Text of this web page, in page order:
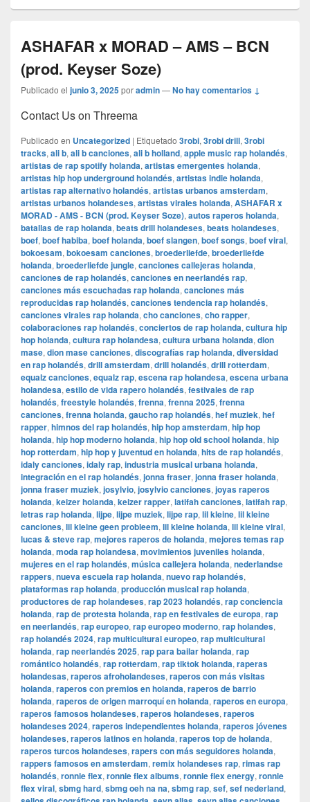
ASHAFAR x MORAD – AMS – BCN
(prod. Keyser Soze)
Publicado el junio 3, 2025poradmin—No hay comentarios ↓
Contact Us on Threema
Publicado en Uncategorized | Etiquetado 3robi, 3robi drill, 3robi
tracks, ali b, ali b canciones, ali b holland, apple music rap holandés,
artistas de rap spotify holanda, artistas emergentes holanda,
artistas hip hop underground holandés, artistas indie holanda,
artistas rap alternativo holandés, artistas urbanos amsterdam,
artistas urbanos holandeses, artistas virales holanda, ASHAFAR x
MORAD - AMS - BCN (prod. Keyser Soze), autos raperos holanda,
batallas de rap holanda, beats drill holandeses, beats holandeses,
boef, boef habiba, boef holanda, boef slangen, boef songs, boef viral,
bokoesam, bokoesam canciones, broederliefde, broederliefde
holanda, broederliefde jungle, canciones callejeras holanda,
canciones de rap holandés, canciones en neerlandés rap,
canciones más escuchadas rap holanda, canciones más
reproducidas rap holandés, canciones tendencia rap holandés,
canciones virales rap holanda, cho canciones, cho rapper,
colaboraciones rap holandés, conciertos de rap holanda, cultura hip
hop holanda, cultura rap holandesa, cultura urbana holanda, dion
mase, dion mase canciones, discografías rap holanda, diversidad
en rap holandés, drill amsterdam, drill holandés, drill rotterdam,
equalz canciones, equalz rap, escena rap holandesa, escena urbana
holandesa, estilo de vida rapero holandés, festivales de rap
holandés, freestyle holandés, frenna, frenna 2025, frenna
canciones, frenna holanda, gaucho rap holandés, hef muziek, hef
rapper, himnos del rap holandés, hip hop amsterdam, hip hop
holanda, hip hop moderno holanda, hip hop old school holanda, hip
hop rotterdam, hip hop y juventud en holanda, hits de rap holandés,
idaly canciones, idaly rap, industria musical urbana holanda,
integración en el rap holandés, jonna fraser, jonna fraser holanda,
jonna fraser muziek, josylvio, josylvio canciones, joyas raperos
holanda, keizer holanda, keizer rapper, latifah canciones, latifah rap,
letras rap holanda, lijpe, lijpe muziek, lijpe rap, lil kleine, lil kleine
canciones, lil kleine geen probleem, lil kleine holanda, lil kleine viral,
lucas & steve rap, mejores raperos de holanda, mejores temas rap
holanda, moda rap holandesa, movimientos juveniles holanda,
mujeres en el rap holandés, música callejera holanda, nederlandse
rappers, nueva escuela rap holanda, nuevo rap holandés,
plataformas rap holanda, producción musical rap holanda,
productores de rap holandeses, rap 2023 holandés, rap conciencia
holanda, rap de protesta holanda, rap en festivales de europa, rap
en neerlandés, rap europeo, rap europeo moderno, rap holandes,
rap holandés 2024, rap multicultural europeo, rap multicultural
holanda, rap neerlandés 2025, rap para bailar holanda, rap
romántico holandés, rap rotterdam, rap tiktok holanda, raperas
holandesas, raperos afroholandeses, raperos con más visitas
holanda, raperos con premios en holanda, raperos de barrio
holanda, raperos de origen marroquí en holanda, raperos en europa,
raperos famosos holandeses, raperos holandeses, raperos
holandeses 2024, raperos independientes holanda, raperos jóvenes
holandeses, raperos latinos en holanda, raperos top de holanda,
raperos turcos holandeses, rapers con más seguidores holanda,
rappers famosos en amsterdam, remix holandeses rap, rimas rap
holandés, ronnie flex, ronnie flex albums, ronnie flex energy, ronnie
flex viral, sbmg hard, sbmg oeh na na, sbmg rap, sef, sef nederland,